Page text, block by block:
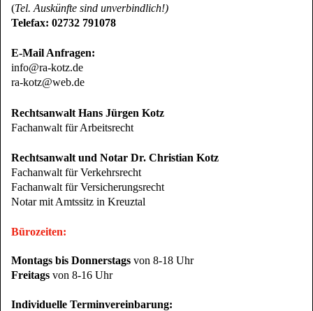
(Tel. Auskünfte sind unverbindlich!)
Telefax: 02732 791078
E-Mail Anfragen:
info@ra-kotz.de
ra-kotz@web.de
Rechtsanwalt Hans Jürgen Kotz
Fachanwalt für Arbeitsrecht
Rechtsanwalt und Notar Dr. Christian Kotz
Fachanwalt für Verkehrsrecht
Fachanwalt für Versicherungsrecht
Notar mit Amtssitz in Kreuztal
Bürozeiten:
Montags bis Donnerstags von 8-18 Uhr
Freitags von 8-16 Uhr
Individuelle Terminvereinbarung: